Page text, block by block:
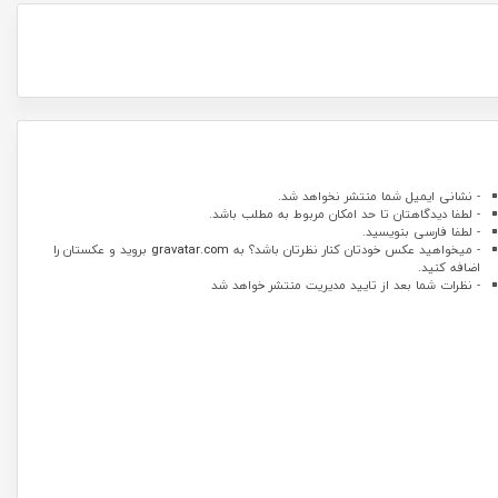
- نشانی ایمیل شما منتشر نخواهد شد.
- لطفا دیدگاهتان تا حد امکان مربوط به مطلب باشد.
- لطفا فارسی بنویسید.
- میخواهید عکس خودتان کنار نظرتان باشد؟ به gravatar.com بروید و عکستان را
اضافه کنید.
- نظرات شما بعد از تایید مدیریت منتشر خواهد شد